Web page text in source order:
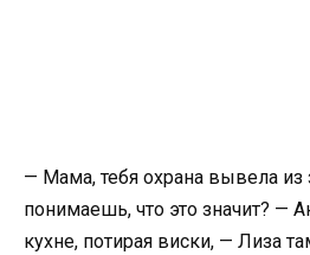
— Мама, тебя охрана вывела из
понимаешь, что это значит? —
кухне, потирая виски, — Лиза